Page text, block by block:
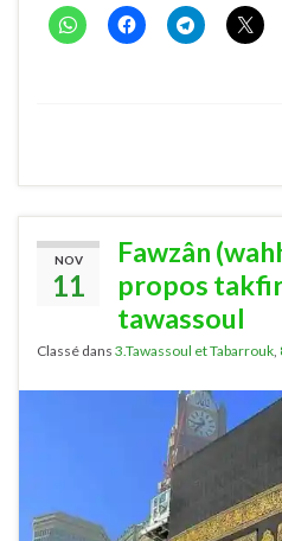
NOV
11
Fawzân
propos
tawassoul
Classé dans 3.Tawassoul et Tabarrouk